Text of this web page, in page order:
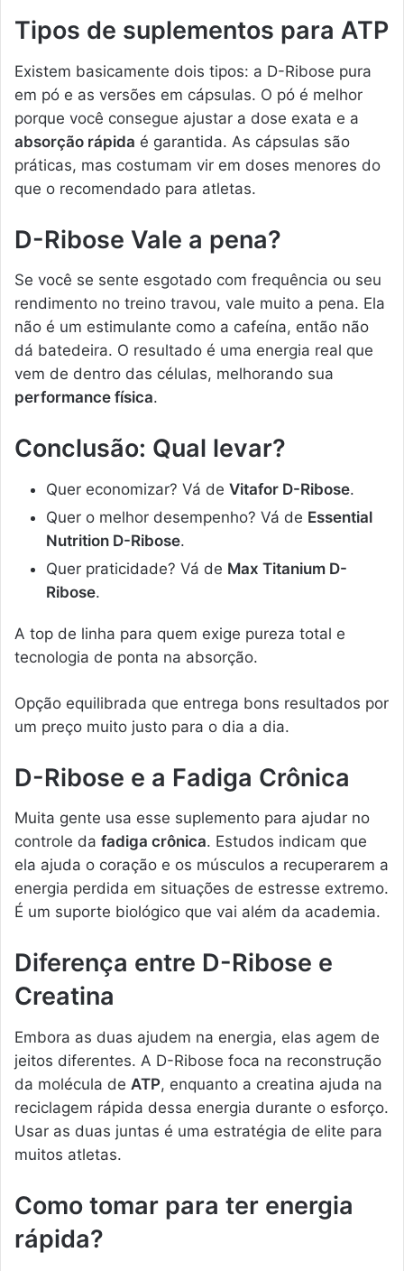
Tipos de suplementos para ATP
Existem basicamente dois tipos: a D-Ribose pura
em pó e as versões em cápsulas. O pó é melhor
porque você consegue ajustar a dose exata e a
absorção rápida é garantida. As cápsulas são
práticas, mas costumam vir em doses menores do
que o recomendado para atletas.
D-Ribose Vale a pena?
Se você se sente esgotado com frequência ou seu
rendimento no treino travou, vale muito a pena. Ela
não é um estimulante como a cafeína, então não
dá batedeira. O resultado é uma energia real que
vem de dentro das células, melhorando sua
performance física.
Conclusão: Qual levar?
Quer economizar? Vá de Vitafor D-Ribose.
Quer o melhor desempenho? Vá de Essential
Nutrition D-Ribose.
Quer praticidade? Vá de Max Titanium D-
Ribose.
A top de linha para quem exige pureza total e
tecnologia de ponta na absorção.
Opção equilibrada que entrega bons resultados por
um preço muito justo para o dia a dia.
D-Ribose e a Fadiga Crônica
Muita gente usa esse suplemento para ajudar no
controle da fadiga crônica. Estudos indicam que
ela ajuda o coração e os músculos a recuperarem a
energia perdida em situações de estresse extremo.
É um suporte biológico que vai além da academia.
Diferença entre D-Ribose e
Creatina
Embora as duas ajudem na energia, elas agem de
jeitos diferentes. A D-Ribose foca na reconstrução
da molécula de ATP, enquanto a creatina ajuda na
reciclagem rápida dessa energia durante o esforço.
Usar as duas juntas é uma estratégia de elite para
muitos atletas.
Como tomar para ter energia
rápida?